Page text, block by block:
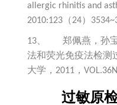
allergic rhinitis and
2010:123 （24）
13、 郑佩燕，孙
法和荧光免疫法检测
大学， 2011 ，
过敏原